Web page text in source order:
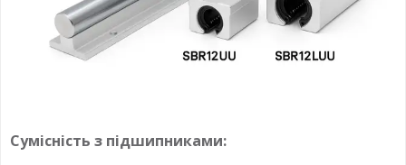
Сумісність з підшипниками: